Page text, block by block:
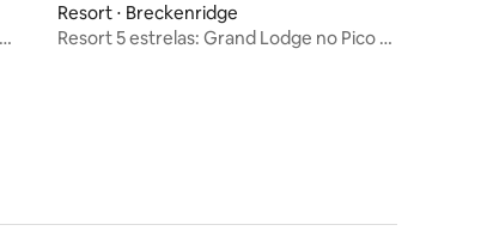
Resort ⋅ Breckenridge
Resort 5 estrelas: Grand Lodge no Pico 7,